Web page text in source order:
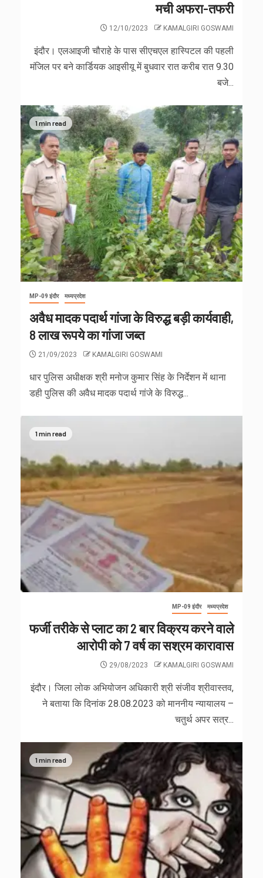
मची अफरा-तफरी
12/10/2023 KAMALGIRI GOSWAMI
इंदौर। एलआइजी चौराहे के पास सीएचएल हास्पिटल की पहली
मंजिल पर बने कार्डियक आइसीयू में बुधवार रात करीब रात 9.30
बजे...
1 min read
MP-09 इंदौर मध्यप्रदेश
अवैध मादक पदार्थ गांजा के विरुद्ध बड़ी कार्यवाही,
8 लाख रूपये का गांजा जब्त
21/09/2023 KAMALGIRI GOSWAMI
धार पुलिस अधीक्षक श्री मनोज कुमार सिंह के निर्देशन में थाना
डही पुलिस की अवैध मादक पदार्थ गांजे के विरुद्ध...
1 min read
MP-09 इंदौर मध्यप्रदेश
फर्जी तरीके से प्लाट का 2 बार विक्रय करने वाले
आरोपी को 7 वर्ष का सश्रम कारावास
29/08/2023 KAMALGIRI GOSWAMI
इंदौर। जिला लोक अभियोजन अधिकारी श्री संजीव श्रीवास्तव,
ने बताया कि दिनांक 28.08.2023 को माननीय न्यायालय –
चतुर्थ अपर सत्र...
1 min read